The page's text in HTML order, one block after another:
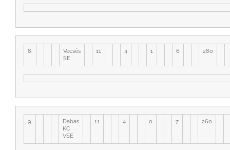
8.
Vecsés
SE
11 4 1 6 280
9.
Dabas
KC
VSE
11 4 0 7 260